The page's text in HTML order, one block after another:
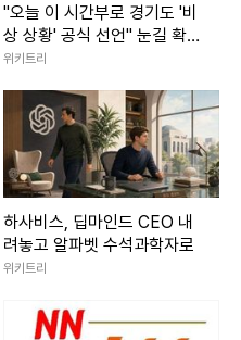
"오늘 이 시간부로 경기도 '비
상 상황' 공식 선언" 눈길 확
쏠린 추미애 발언
위키트리
하사비스, 딥마인드 CEO 내
려놓고 알파벳 수석과학자로
위키트리